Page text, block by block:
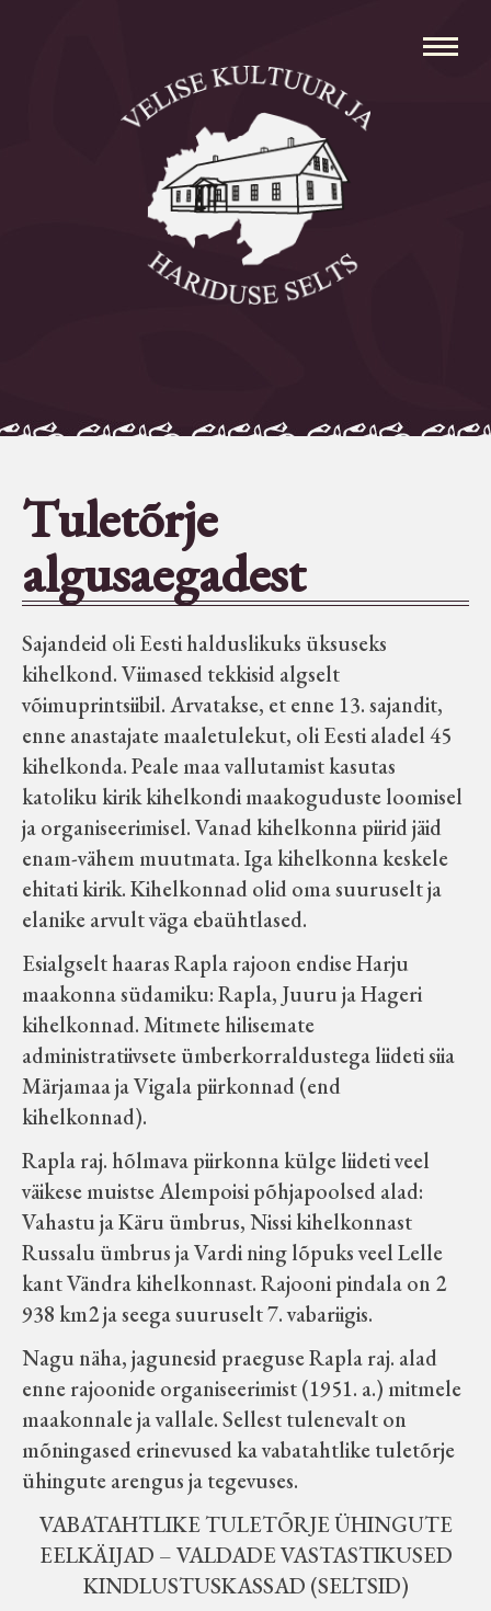
Avaleht
Aleksei Parnabas
Sillaotsa Talumuuseum
Seltsid-ühingud
Aiandus
Tuletõrje
Õpperada
Muud koduloolist Velise mailt
Märjamaa ümbruse valdade
elanike nimekirjad seisuga
15.12.1938
Velise kultuuri ja hariduse selts
Virtuaalnäitused
Tagasiside
Koduleht on teoks saanud tänu Sillaotsa
Muuseumisõprade Seltsingu, Kohaliku
Omaalgatuse Programmi ja Märjamaa
Vallavalitsuse abile.
Tuletõrje
algusaegadest
Sajandeid oli Eesti halduslikuks üksuseks
kihelkond. Viimased tekkisid algselt
võimuprintsiibil. Arvatakse, et enne 13. sajandit,
enne anastajate maaletulekut, oli Eesti aladel 45
kihelkonda. Peale maa vallutamist kasutas
katoliku kirik kihelkondi maakoguduste loomisel
ja organiseerimisel. Vanad kihelkonna piirid jäid
enam-vähem muutmata. Iga kihelkonna keskele
ehitati kirik. Kihelkonnad olid oma suuruselt ja
elanike arvult väga ebaühtlased.
Esialgselt haaras Rapla rajoon endise Harju
maakonna südamiku: Rapla, Juuru ja Hageri
kihelkonnad. Mitmete hilisemate
administratiivsete ümberkorraldustega liideti siia
Märjamaa ja Vigala piirkonnad (end
kihelkonnad).
Rapla raj. hõlmava piirkonna külge liideti veel
väikese muistse Alempoisi põhjapoolsed alad:
Vahastu ja Käru ümbrus, Nissi kihelkonnast
Russalu ümbrus ja Vardi ning lõpuks veel Lelle
kant Vändra kihelkonnast. Rajooni pindala on 2
938 km2 ja seega suuruselt 7. vabariigis.
Nagu näha, jagunesid praeguse Rapla raj. alad
enne rajoonide organiseerimist (1951. a.) mitmele
maakonnale ja vallale. Sellest tulenevalt on
mõningased erinevused ka vabatahtlike tuletõrje
ühingute arengus ja tegevuses.
VABATAHTLIKE TULETÕRJE ÜHINGUTE
EELKÄIJAD – VALDADE VASTASTIKUSED
KINDLUSTUSKASSAD (SELTSID)